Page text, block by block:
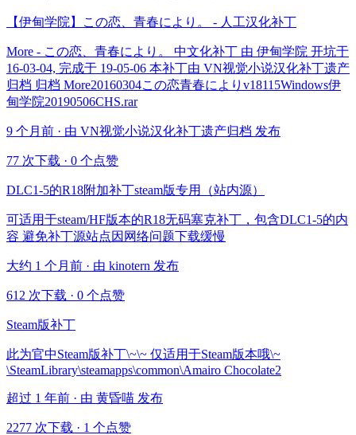
【伊甸学院】この恋、青春により。 - 人工汉化补丁
More - この恋、青春により。 中文化补丁 由 伊甸学院 开坑于
16-03-04, 完成于 19-05-06 本补丁由 VN视觉小说汉化补丁遗产
归档 归档 More20160304この恋青春によりv18115Windows伊
甸学院20190506CHS.rar
9 个月前 · 由 VN视觉小说汉化补丁遗产归档 发布
77 次下载 · 0 个点赞
DLC1-5的R18附加补丁steam版专用（站内源）
可适用于steam/HF版本的R18无码塞克补丁，包含DLC1-5的内
容 避免补丁源站点因网络问题下载缓慢
大约 1 个月前 · 由 kinotern 发布
612 次下载 · 0 个点赞
Steam版补丁
此为官中Steam版补丁\~\~ 仅适用于Steam版本哦\~
\SteamLibrary\steamapps\common\Amairo Chocolate2
超过 1 年前 · 由 黄昏喵 发布
2277 次下载 · 1 个点赞